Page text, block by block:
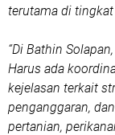
terutama di
“Di Bathin
Harus ada
kejelasan terkait
penganggaran,
pertanian,